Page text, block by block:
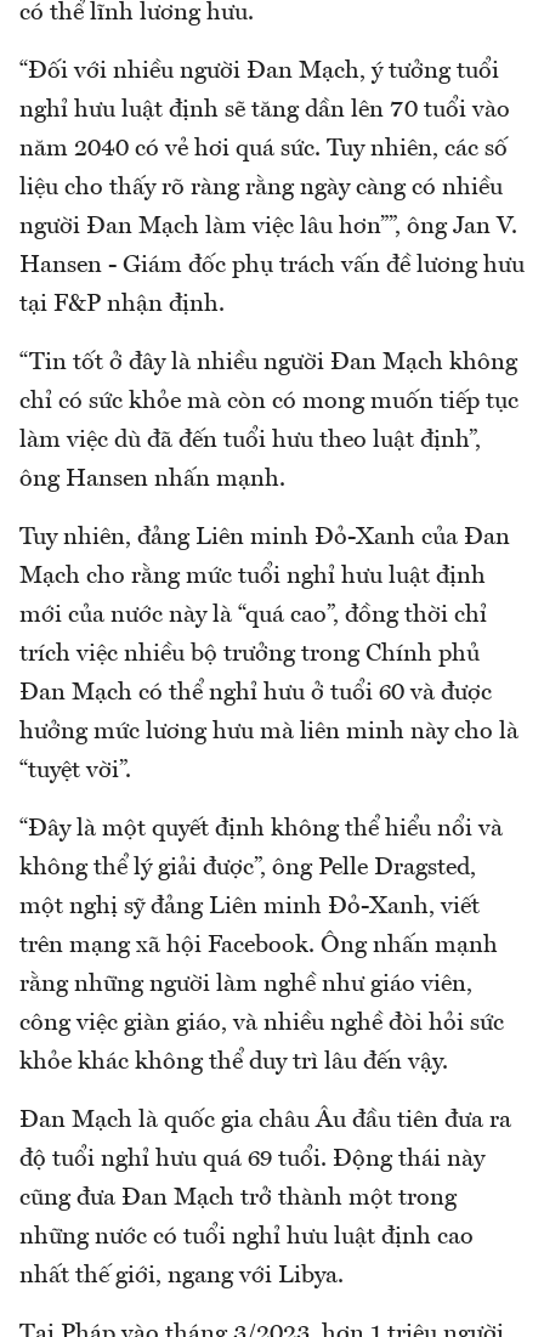
có thể lĩnh lương hưu.
“Đối với nhiều người Đan Mạch, ý tưởng tuổi
nghỉ hưu luật định sẽ tăng dần lên 70 tuổi vào
năm 2040 có vẻ hơi quá sức. Tuy nhiên, các số
liệu cho thấy rõ ràng rằng ngày càng có nhiều
người Đan Mạch làm việc lâu hơn””, ông Jan V.
Hansen - Giám đốc phụ trách vấn đề lương hưu
tại F&P nhận định.
“Tin tốt ở đây là nhiều người Đan Mạch không
chỉ có sức khỏe mà còn có mong muốn tiếp tục
làm việc dù đã đến tuổi hưu theo luật định”,
ông Hansen nhấn mạnh.
Tuy nhiên, đảng Liên minh Đỏ-Xanh của Đan
Mạch cho rằng mức tuổi nghỉ hưu luật định
mới của nước này là “quá cao”, đồng thời chỉ
trích việc nhiều bộ trưởng trong Chính phủ
Đan Mạch có thể nghỉ hưu ở tuổi 60 và được
hưởng mức lương hưu mà liên minh này cho là
“tuyệt vời”.
“Đây là một quyết định không thể hiểu nổi và
không thể lý giải được”, ông Pelle Dragsted,
một nghị sỹ đảng Liên minh Đỏ-Xanh, viết
trên mạng xã hội Facebook. Ông nhấn mạnh
rằng những người làm nghề như giáo viên,
công việc giàn giáo, và nhiều nghề đòi hỏi sức
khỏe khác không thể duy trì lâu đến vậy.
Đan Mạch là quốc gia châu Âu đầu tiên đưa ra
độ tuổi nghỉ hưu quá 69 tuổi. Động thái này
cũng đưa Đan Mạch trở thành một trong
những nước có tuổi nghỉ hưu luật định cao
nhất thế giới, ngang với Libya.